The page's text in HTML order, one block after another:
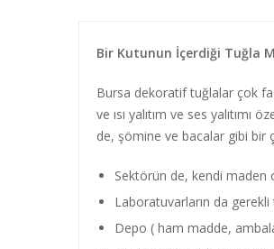
Bir Kutunun İçerdiği Tuğla
Bursa dekoratif tuğlalar çok
ve ısı yalıtım ve ses
de, şömine ve bacalar gibi bir
Sektörün de, kendi maden
Laboratuvarların da
Depo ( ham madde,